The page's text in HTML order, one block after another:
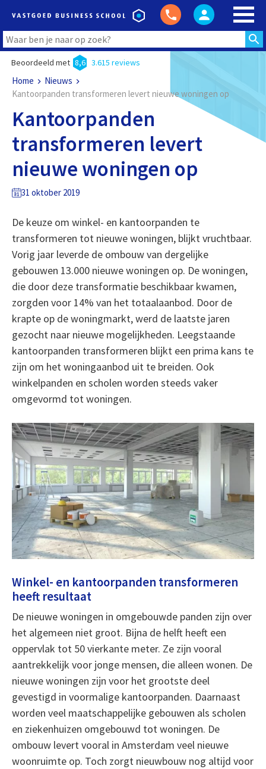
Beoordeeld met 8,6 3.615 reviews
Home
Nieuws
Kantoorpanden transformeren levert nieuwe woningen op
Kantoorpanden
transformeren levert
nieuwe woningen op
31 oktober 2019
De keuze om winkel- en kantoorpanden te
transformeren tot nieuwe woningen, blijkt vruchtbaar.
Vorig jaar leverde de ombouw van dergelijke
gebouwen 13.000 nieuwe woningen op. De woningen,
die door deze transformatie beschikbaar kwamen,
zorgden voor 14% van het totaalaanbod. Door de
krapte op de woningmarkt, werd de laatste jaren
gezocht naar nieuwe mogelijkheden. Leegstaande
kantoorpanden transformeren blijkt een prima kans te
zijn om het woningaanbod uit te breiden. Ook
winkelpanden en scholen worden steeds vaker
omgevormd tot woningen.
Winkel- en kantoorpanden transformeren
heeft resultaat
De nieuwe woningen in omgebouwde panden zijn over
het algemeen niet groot. Bijna de helft heeft een
oppervlak tot 50 vierkante meter. Ze zijn vooral
aantrekkelijk voor jonge mensen, die alleen wonen. De
nieuwe woningen zijn voor het grootste deel
gevestigd in voormalige kantoorpanden. Daarnaast
worden veel maatschappelijke gebouwen als scholen
en ziekenhuizen omgebouwd tot woningen. De
ombouw levert vooral in Amsterdam veel nieuwe
woonruimte op. Toch zorgt nieuwbouw nog altijd voor